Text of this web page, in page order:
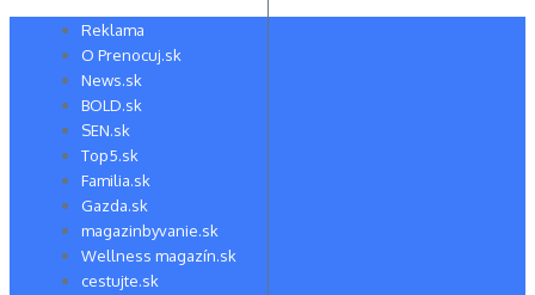
Preskočiť Reklama
O Prenocuj.sk
News.sk
BOLD.sk
SEN.sk
Top5.sk
Familia.sk
Gazda.sk
magazinbyvanie.sk
Wellness magazín.sk
cestujte.sk